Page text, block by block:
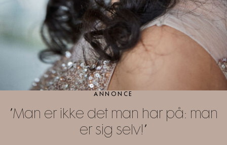
ANNONCE
”Man er ikke det man har på: man
er sig selv!”